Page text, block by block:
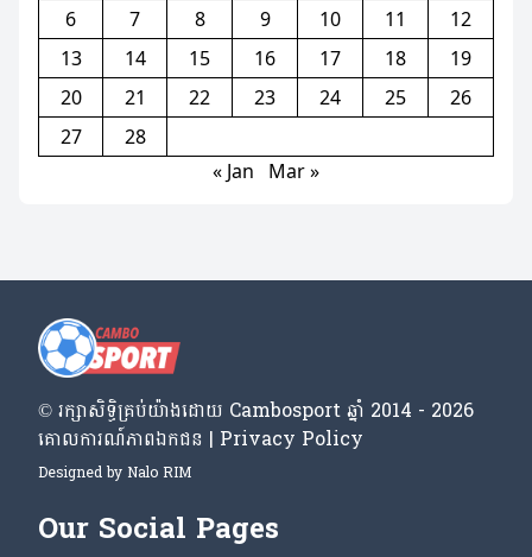
6
7 8 9 10 11
12
13
14 15 16 17 18
19
20
21 22 23 24 25
26
27
28
« Jan
Mar »
© រក្សា​សិទ្ធិ​គ្រប់​យ៉ាង​ដោយ​ Cambosport ឆ្នាំ 2014 - 2026
គោលការណ៍​ភាព​ឯកជន | Privacy Policy
Designed by Nalo RIM
Our Social Pages